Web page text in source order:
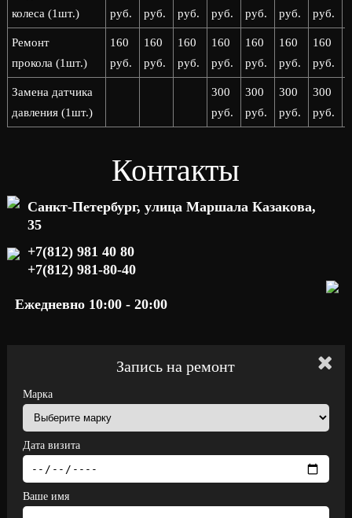
колеса (1шт.)
руб.
руб.
руб.
руб.
руб.
руб.
руб.
Ремонт
прокола (1шт.)
160
руб.
160
руб.
160
руб.
160
руб.
160
руб.
160
руб.
160
руб.
Замена датчика
давления (1шт.)
300
руб.
300
руб.
300
руб.
300
руб.
Контакты
Санкт-Петербург, улица Маршала Казакова,
35
+7(812) 981 40 80
+7(812) 981-80-40
Ежедневно 10:00 - 20:00
Запись на ремонт
Марка
Дата визита
Ваше имя